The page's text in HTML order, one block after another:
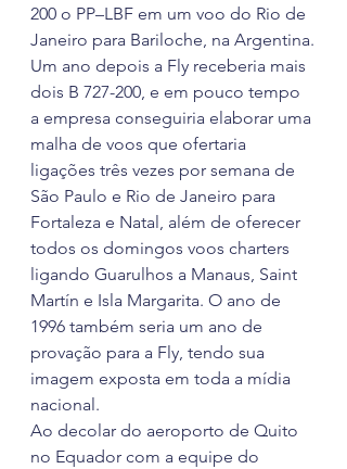
200 o PP–LBF em um voo do Rio de
Janeiro para Bariloche, na Argentina.
Um ano depois a Fly receberia mais
dois B 727-200, e em pouco tempo
a empresa conseguiria elaborar uma
malha de voos que ofertaria
ligações três vezes por semana de
São Paulo e Rio de Janeiro para
Fortaleza e Natal, além de oferecer
todos os domingos voos charters
ligando Guarulhos a Manaus, Saint
Martín e Isla Margarita. O ano de
1996 também seria um ano de
provação para a Fly, tendo sua
imagem exposta em toda a mídia
nacional.
Ao decolar do aeroporto de Quito
no Equador com a equipe do